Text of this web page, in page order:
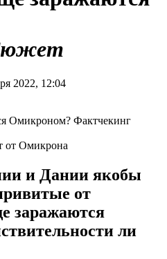
2022, 12:04
от Омикрона
и Дании якобы
от
заражаются
ли